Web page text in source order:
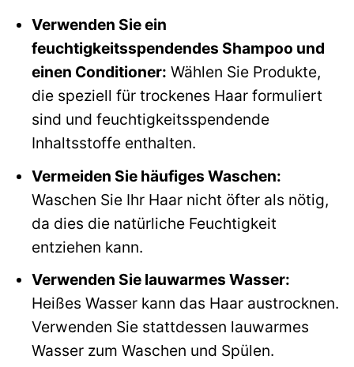
Verwenden Sie ein
feuchtigkeitsspendendes Shampoo und
einen Conditioner: Wählen Sie Produkte,
die speziell für trockenes Haar formuliert
sind und feuchtigkeitsspendende
Inhaltsstoffe enthalten.
Vermeiden Sie häufiges Waschen:
Waschen Sie Ihr Haar nicht öfter als nötig,
da dies die natürliche Feuchtigkeit
entziehen kann.
Verwenden Sie lauwarmes Wasser:
Heißes Wasser kann das Haar austrocknen.
Verwenden Sie stattdessen lauwarmes
Wasser zum Waschen und Spülen.